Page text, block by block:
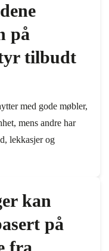
på
tilbudt
med gode møbler,
mens andre har
lekkasjer og
kan
på